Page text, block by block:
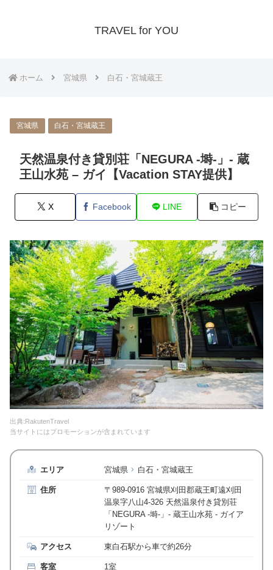
TRAVEL for YOU
ホーム 宮城県 白石・宮城蔵王
宮城県 白石・宮城蔵王
天然温泉付き貸別荘「NEGURA -塒-」- 蔵
王山水苑 – ガイ【Vacation STAY提供】
X Facebook LINE コピー
出典:RakutenTravel
当サイトにはプロモーションが含まれています
エリア 宮城県 白石・宮城蔵王
住所
〒989-0916 宮城県刈田郡蔵王町遠刈田
温泉字八山4-326 天然温泉付き貸別荘
「NEGURA -塒-」- 蔵王山水苑 - ガイア
リゾート
アクセス 東白石駅から車で約26分
客室 1室